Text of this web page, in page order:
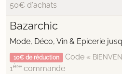
50€ d'achats
Bazarchic
Mode, Déco, Vin & Epicerie
10€ de réduction Code «
1ère commande